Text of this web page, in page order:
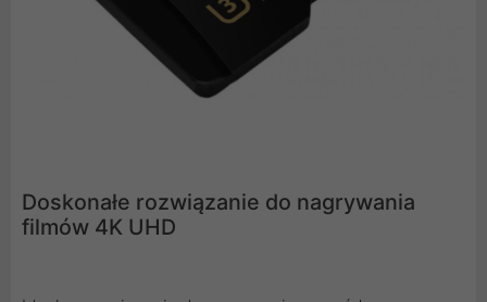
Doskonałe rozwiązanie do nagrywania
filmów 4K UHD